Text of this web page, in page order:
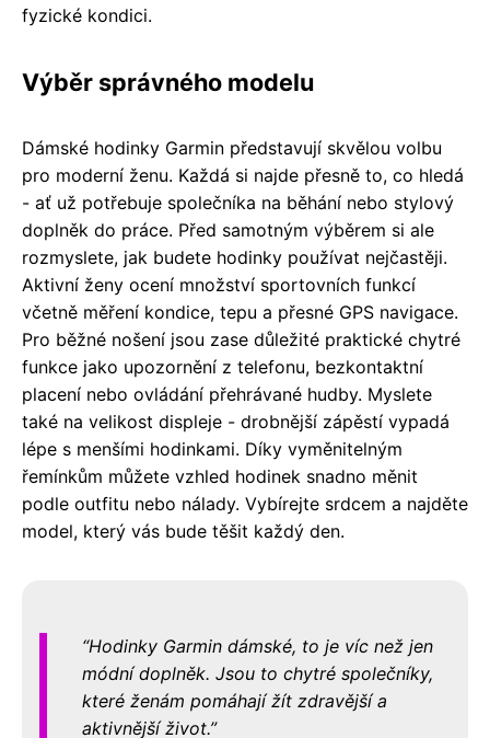
fyzické kondici.
Výběr správného modelu
Dámské hodinky Garmin představují skvělou volbu
pro moderní ženu. Každá si najde přesně to, co hledá
- ať už potřebuje společníka na běhání nebo stylový
doplněk do práce. Před samotným výběrem si ale
rozmyslete, jak budete hodinky používat nejčastěji.
Aktivní ženy ocení množství sportovních funkcí
včetně měření kondice, tepu a přesné GPS navigace.
Pro běžné nošení jsou zase důležité praktické chytré
funkce jako upozornění z telefonu, bezkontaktní
placení nebo ovládání přehrávané hudby. Myslete
také na velikost displeje - drobnější zápěstí vypadá
lépe s menšími hodinkami. Díky vyměnitelným
řemínkům můžete vzhled hodinek snadno měnit
podle outfitu nebo nálady. Vybírejte srdcem a najděte
model, který vás bude těšit každý den.
Hodinky Garmin dámské, to je víc než jen
módní doplněk. Jsou to chytré společníky,
které ženám pomáhají žít zdravější a
aktivnější život.